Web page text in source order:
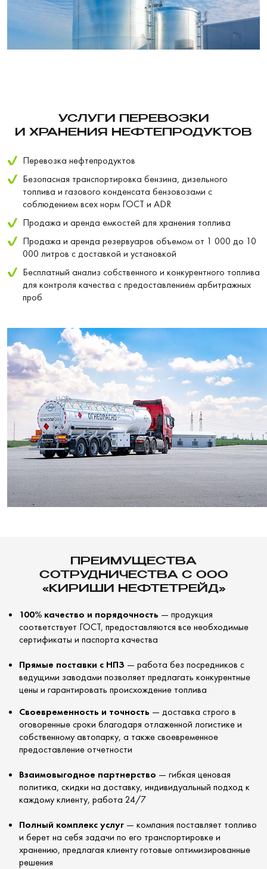
УСЛУГИ ПЕРЕВОЗКИ
И ХРАНЕНИЯ НЕФТЕПРОДУКТОВ
Перевозка нефтепродуктов
Безопасная транспортировка бензина, дизельного
топлива и газового конденсата бензовозами с
соблюдением всех норм ГОСТ и ADR
Продажа и аренда емкостей для хранения топлива
Продажа и аренда резервуаров объемом от 1 000 до 10
000 литров с доставкой и установкой
Бесплатный анализ собственного и конкурентного топлива
для контроля качества с предоставлением арбитражных
проб
ПРЕИМУЩЕСТВА
СОТРУДНИЧЕСТВА С ООО
«КИРИШИ НЕФТЕТРЕЙД»
100% качество и порядочность — продукция
соответствует ГОСТ, предоставляются все необходимые
сертификаты и паспорта качества
Прямые поставки с НПЗ — работа без посредников с
ведущими заводами позволяет предлагать конкурентные
цены и гарантировать происхождение топлива
Своевременность и точность — доставка строго в
оговоренные сроки благодаря отлаженной логистике и
собственному автопарку, а также своевременное
предоставление отчетности
Взаимовыгодное партнерство — гибкая ценовая
политика, скидки на доставку, индивидуальный подход к
каждому клиенту, работа 24/7
Полный комплекс услуг — компания поставляет топливо
и берет на себя задачи по его транспортировке и
хранению, предлагая клиенту готовые оптимизированные
решения